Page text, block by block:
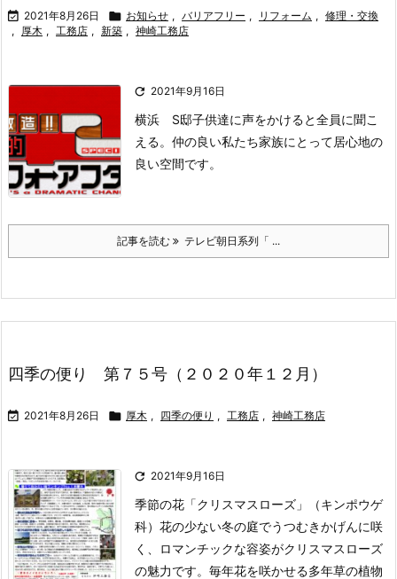
 2021年8月26日  お知らせ , バリアフリー , リフォーム , 修理・交換
,
厚木 , 工務店 , 新築 , 神崎工務店
 2021年9月16日
横浜 S邸子供達に声をかけると全員に聞こ
える。仲の良い私たち家族にとって居心地の
良い空間です。
記事を読む テレビ朝日系列「 ...
四季の便り 第７５号（２０２０年１２月）
 2021年8月26日  厚木 , 四季の便り , 工務店 , 神崎工務店
 2021年9月16日
季節の花「クリスマスローズ」（キンポウゲ
科） 花の少ない冬の庭でうつむきかげんに咲
く、ロマンチックな容姿がクリスマスローズ
の魅力です。毎年花を咲かせる多年草の植物